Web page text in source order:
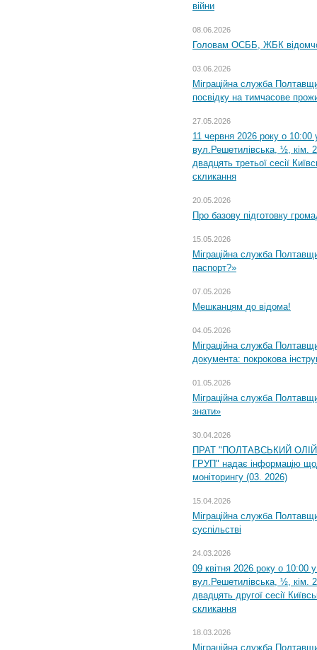
війни
08.06.2026
Головам ОСББ, ЖБК
03.06.2026
Міграційна служба
посвідку на тимчасове
27.05.2026
11 червня 2026 року о 10:00
вул.Решетилівська, ½, кім.
двадцять третьої сесії
скликання
20.05.2026
Про базову підготовку
15.05.2026
Міграційна служба
паспорт?»
07.05.2026
Мешканцям до відома!
04.05.2026
Міграційна служба
документа: покрокова
01.05.2026
Міграційна служба
знати»
30.04.2026
ПРАТ "ПОЛТАВСЬКИЙ
ГРУП" надає інформацію
моніторингу (03. 2026)
15.04.2026
Міграційна служба
суспільстві
24.03.2026
09 квітня 2026 року о 10:00
вул.Решетилівська, ½, кім.
двадцять другої сесії
скликання
18.03.2026
Міграційна служба